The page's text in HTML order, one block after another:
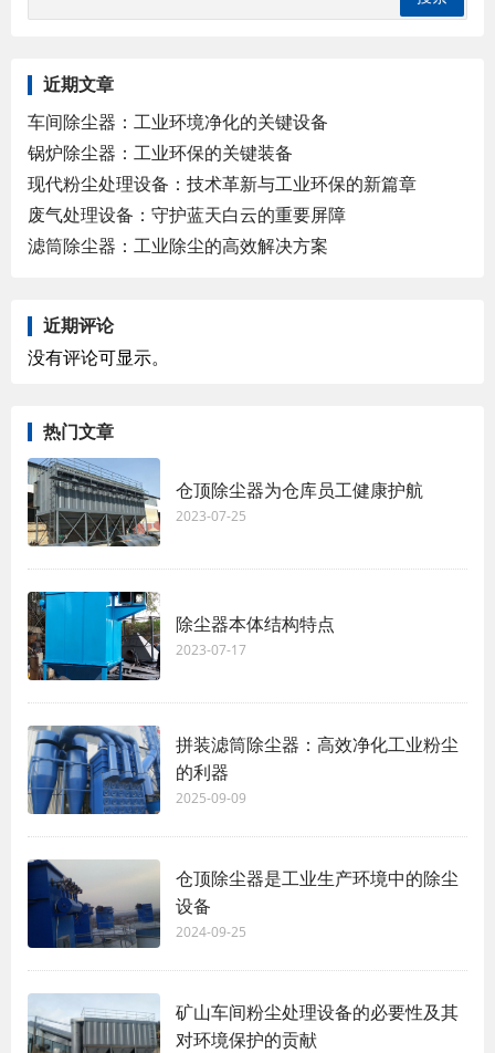
近期文章
车间除尘器：工业环境净化的关键设备
锅炉除尘器：工业环保的关键装备
现代粉尘处理设备：技术革新与工业环保的新篇章
废气处理设备：守护蓝天白云的重要屏障
滤筒除尘器：工业除尘的高效解决方案
近期评论
没有评论可显示。
热门文章
仓顶除尘器为仓库员工健康护航
2023-07-25
除尘器本体结构特点
2023-07-17
拼装滤筒除尘器：高效净化工业粉尘
的利器
2025-09-09
仓顶除尘器是工业生产环境中的除尘
设备
2024-09-25
矿山车间粉尘处理设备的必要性及其
对环境保护的贡献